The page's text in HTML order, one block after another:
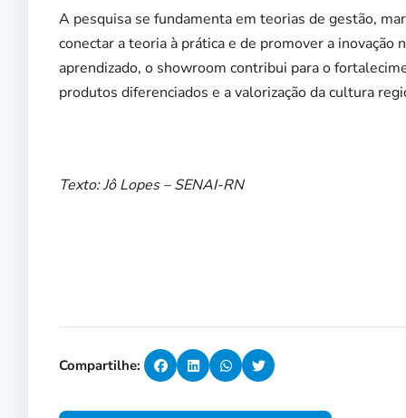
A pesquisa se fundamenta em teorias de gestão,
conectar a teoria à prática e de promover a
aprendizado, o showroom contribui para o
produtos diferenciados e a valorização da cultura
Texto: Jô Lopes – SENAI-RN
Compartilhe: